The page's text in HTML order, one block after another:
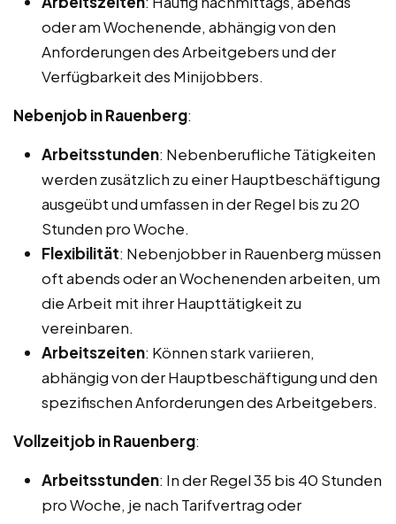
oder am Wochenende, abhängig von den
Anforderungen des Arbeitgebers und der
Verfügbarkeit des Minijobbers.
Nebenjob in Rauenberg:
Arbeitsstunden: Nebenberufliche Tätigkeiten
werden zusätzlich zu einer Hauptbeschäftigung
ausgeübt und umfassen in der Regel bis zu 20
Stunden pro Woche.
Flexibilität: Nebenjobber in Rauenberg müssen
oft abends oder an Wochenenden arbeiten, um
die Arbeit mit ihrer Haupttätigkeit zu
vereinbaren.
Arbeitszeiten: Können stark variieren,
abhängig von der Hauptbeschäftigung und den
spezifischen Anforderungen des Arbeitgebers.
Vollzeitjob in Rauenberg:
Arbeitsstunden: In der Regel 35 bis 40 Stunden
pro Woche, je nach Tarifvertrag oder